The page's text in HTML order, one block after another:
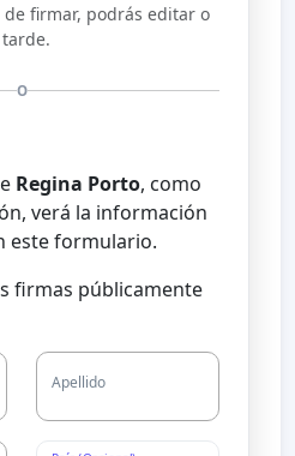
firmar, podrás editar o
O
Regina Porto, como
verá la información
este formulario.
firmas públicamente
Apellido